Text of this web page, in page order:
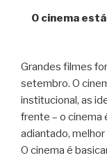
O cinema
Grandes filmes
setembro. O
institucional, as
frente – o cinema
adiantado,
O cinema é